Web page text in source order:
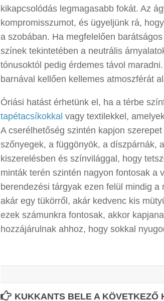
kikapcsolódás legmagasabb fokát. Az
kompromisszumot, és ügyeljünk rá,
a szobában. Ha megfelelően
színek tekintetében a neutrális
tónusoktól pedig érdemes távol
barnával kellően kellemes atmoszférát
Óriási hatást érhetünk el, ha a térbe
tapétacsíkokkal vagy textilekkel,
A cserélhetőség szintén kapjon
szőnyegek, a függönyök, a díszpárnák,
kiszerelésben és színvilággal, hogy
minták terén szintén nagyon fontosak a
berendezési tárgyak ezen felül mindig
akár egy tükörről, akár kedvenc kis
ezek számunkra fontosak, akkor
hozzájárulnak ahhoz, hogy sokkal
KUKKANTS BELE A KÖVETKEZŐ